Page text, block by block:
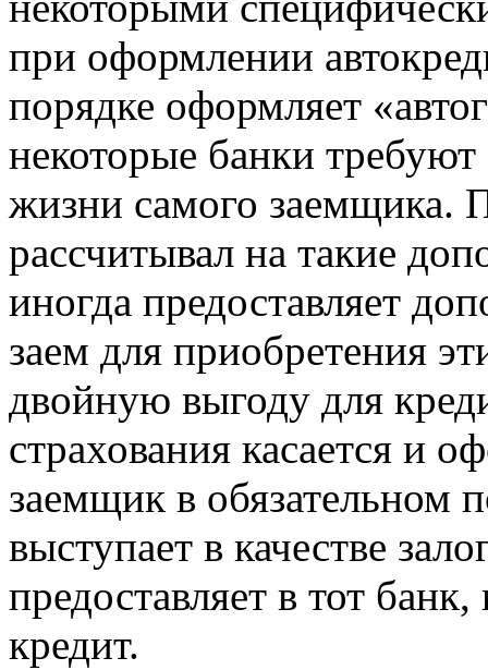
при оформлении
порядке оформляет
некоторые банки
жизни самого заемщика.
рассчитывал на такие
иногда предоставляет
заем для приобретения
двойную выгоду для
страхования касается и
заемщик в обязательном
выступает в качестве
предоставляет в тот
кредит.